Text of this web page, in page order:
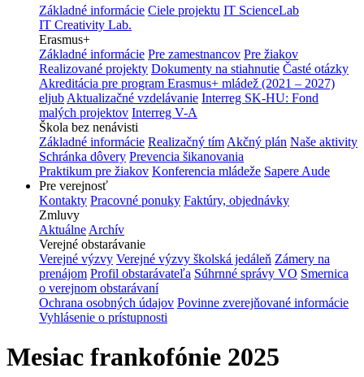
Základné informácie Ciele projektu IT ScienceLab
IT Creativity Lab.
Erasmus+
Základné informácie Pre zamestnancov Pre žiakov
Realizované projekty Dokumenty na stiahnutie Časté otázky
Akreditácia pre program Erasmus+ mládež (2021 – 2027)
eljub Aktualizačné vzdelávanie Interreg SK-HU: Fond
malých projektov Interreg V-A
Škola bez nenávisti
Základné informácie Realizačný tím Akčný plán Naše aktivity
Schránka dôvery Prevencia šikanovania
Praktikum pre žiakov Konferencia mládeže Sapere Aude
Pre verejnosť
Kontakty Pracovné ponuky Faktúry, objednávky
Zmluvy
Aktuálne Archív
Verejné obstarávanie
Verejné výzvy Verejné výzvy školská jedáleň Zámery na
prenájom Profil obstarávateľa Súhrnné správy VO Smernica
o verejnom obstarávaní
Ochrana osobných údajov Povinne zverejňované informácie
Vyhlásenie o prístupnosti
Mesiac frankofónie 2025